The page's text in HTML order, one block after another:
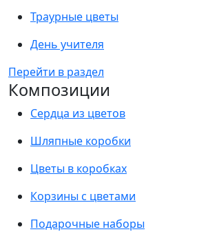
Траурные цветы
День учителя
Перейти в раздел
Композиции
Сердца из цветов
Шляпные коробки
Цветы в коробках
Корзины с цветами
Подарочные наборы